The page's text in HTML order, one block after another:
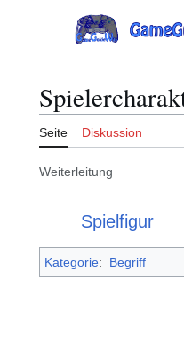
Hauptmenü
Seite Diskussion
Weiterleitung
Spielfigur
Kategorie: Begriff